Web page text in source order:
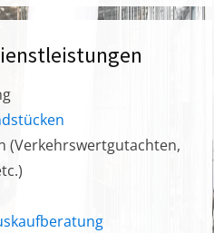
(Verkehrswertgutachten,